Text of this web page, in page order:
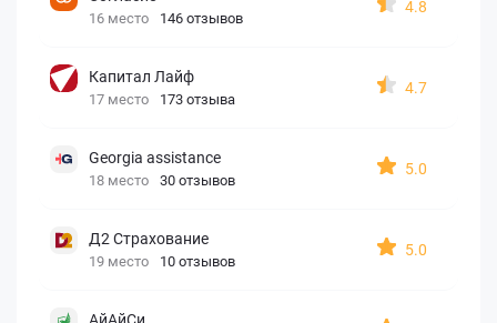
16 место 146 отзывов
4.8
Капитал Лайф
17 место 173 отзыва
4.7
Georgia assistance
18 место 30 отзывов
5.0
Д2 Страхование
19 место 10 отзывов
5.0
АйАйСи